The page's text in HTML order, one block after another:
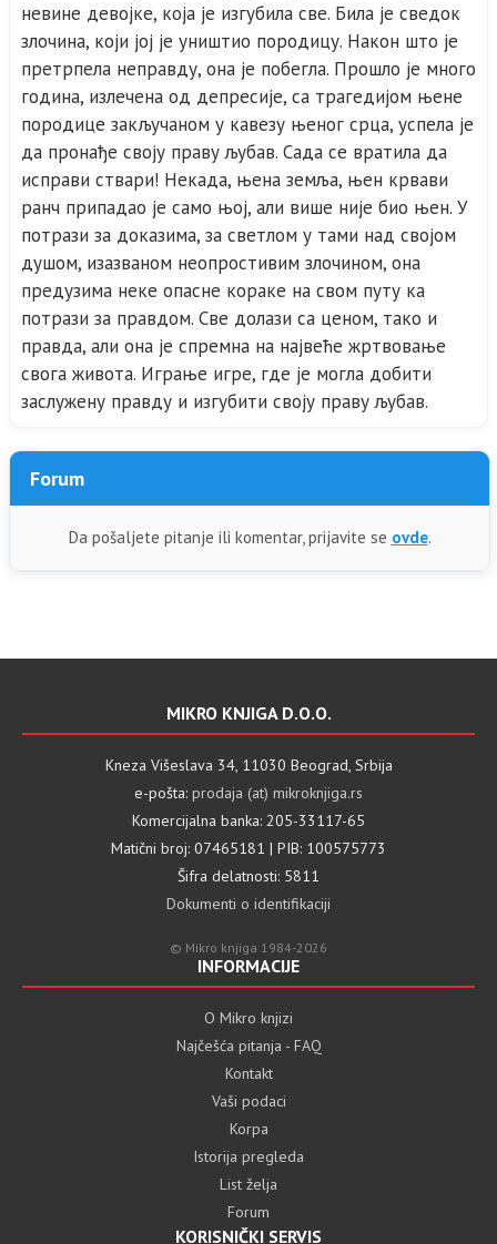
невине девојке, која је изгубила све. Била је сведок
злочина, који јој је уништио породицу. Након што је
претрпела неправду, она је побегла. Прошло је много
година, излечена од депресије, са трагедијом њене
породице закључаном у кавезу њеног срца, успела је
да пронађе своју праву љубав. Сада се вратила да
исправи ствари! Некада, њена земља, њен крвави
ранч припадао је само њој, али више није био њен. У
потрази за доказима, за светлом у тами над својом
душом, изазваном неопростивим злочином, она
предузима неке опасне кораке на свом путу ка
потрази за правдом. Све долази са ценом, тако и
правда, али она је спремна на највеће жртвовање
свога живота. Играње игре, где је могла добити
заслужену правду и изгубити своју праву љубав.
Forum
Da pošaljete pitanje ili komentar, prijavite se ovde.
MIKRO KNJIGA D.O.O.
Kneza Višeslava 34, 11030 Beograd, Srbija
e-pošta: prodaja (at) mikroknjiga.rs
Komercijalna banka: 205-33117-65
Matični broj: 07465181 | PIB: 100575773
Šifra delatnosti: 5811
Dokumenti o identifikaciji
© Mikro knjiga 1984-2026
INFORMACIJE
O Mikro knjizi
Najčešća pitanja - FAQ
Kontakt
Vaši podaci
Korpa
Istorija pregleda
List želja
Forum
KORISNIČKI SERVIS